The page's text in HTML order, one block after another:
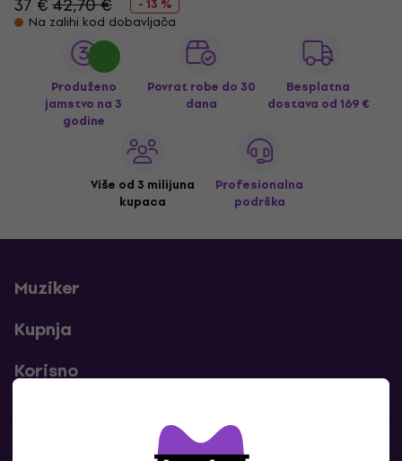
- 13 %
Na zalihi kod dobavljača
Produženo
jamstvo na 3
godine
Povrat robe do 30
dana
Besplatna
dostava od 169 €
Više od 3 milijuna
kupaca
Profesionalna
podrška
Muziker
Kupnja
Korisno